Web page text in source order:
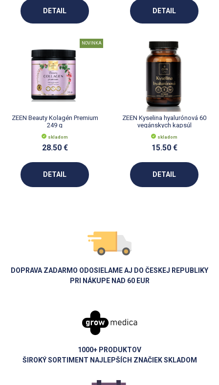
DETAIL DETAIL
NOVINKA
ZEEN Beauty Kolagén Premium
249 g
skladom
28.50 €
DETAIL
ZEEN Kyselina hyalurónová 60
vegánskych kapsúl
skladom
15.50 €
DETAIL
DOPRAVA ZADARMO ODOSIELAME AJ DO ČESKEJ REPUBLIKY
PRI NÁKUPE NAD 60 EUR
1000+ PRODUKTOV
ŠIROKÝ SORTIMENT NAJLEPŠÍCH ZNAČIEK SKLADOM